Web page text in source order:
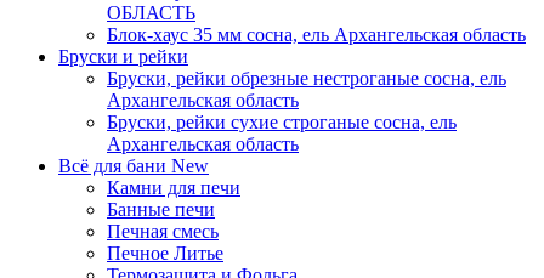
ОБЛАСТЬ
Блок-хаус 35 мм сосна, ель Архангельская область
Бруски и рейки
Бруски, рейки обрезные нестроганые сосна, ель
Архангельская область
Бруски, рейки сухие строганые сосна, ель
Архангельская область
Всё для бани New
Камни для печи
Банные печи
Печная смесь
Печное Литье